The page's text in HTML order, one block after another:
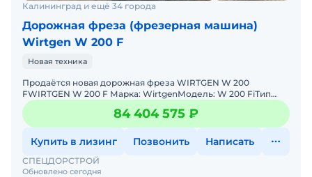
Калининград и ещё 34 города
Дорожная фреза (фрезерная машина)
Wirtgen W 200 F
Новая техника
Продаётся новая дорожная фреза WIRTGEN W 200
FWIRTGEN W 200 F Марка: WirtgenМодель: W 200 FiТип
техники: Дорожная фрезаГод выпуска: 2026г.Мощность: 430
кВт (мак
84 404 575 ₽
Купить в лизинг Позвонить Написать
Обновлено сегодня
СПЕЦДОРСТРОЙ